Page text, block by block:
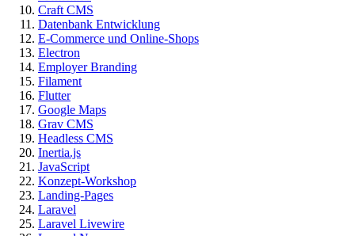
Craft CMS
Datenbank Entwicklung
E-Commerce und Online-Shops
Electron
Employer Branding
Filament
Flutter
Google Maps
Grav CMS
Headless CMS
Inertia.js
JavaScript
Konzept-Workshop
Landing-Pages
Laravel
Laravel Livewire